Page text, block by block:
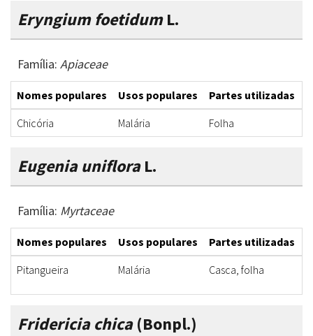
Eryngium foetidumL.
Família: Apiaceae
Nomes populares Usos populares Partes utilizadas
Chicória
Malária Folha
Eugenia unifloraL.
Família: Myrtaceae
Nomes populares Usos populares Partes utilizadas
Pitangueira
Malária Casca, folha
Fridericia chica(Bonpl.)